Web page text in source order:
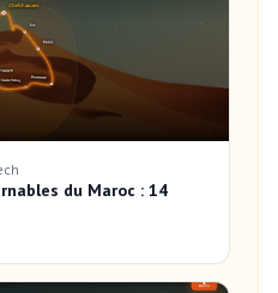
du Maroc : 14